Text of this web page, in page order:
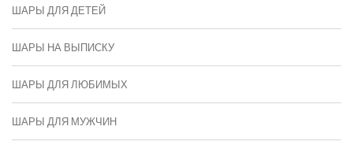
ШАРЫ ДЛЯ ДЕТЕЙ
ШАРЫ НА ВЫПИСКУ
ШАРЫ ДЛЯ ЛЮБИМЫХ
ШАРЫ ДЛЯ МУЖЧИН